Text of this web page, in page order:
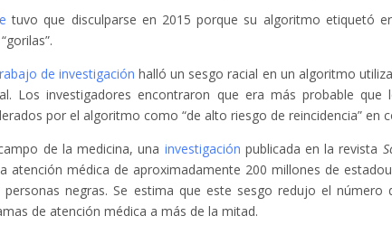
tuvo que disculparse en 2015 porque su algoritmo etiquetó
de investigación halló un sesgo racial en un algoritmo
Los investigadores encontraron que era más probable
por el algoritmo como “de alto riesgo de reincidencia” en
de la medicina, una investigación publicada en la revista
atención médica de aproximadamente 200 millones de
personas negras. Se estima que este sesgo redujo el número
de atención médica a más de la mitad.